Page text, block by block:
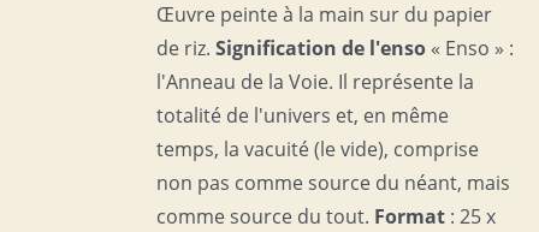
Œuvre peinte à la main sur du papier
de riz.Signification de l'enso « Enso » :
l'Anneau de la Voie. Il représente la
totalité de l'univers et, en même
temps, la vacuité (le vide), comprise
non pas comme source du néant, mais
comme source du tout. Format : 25 x